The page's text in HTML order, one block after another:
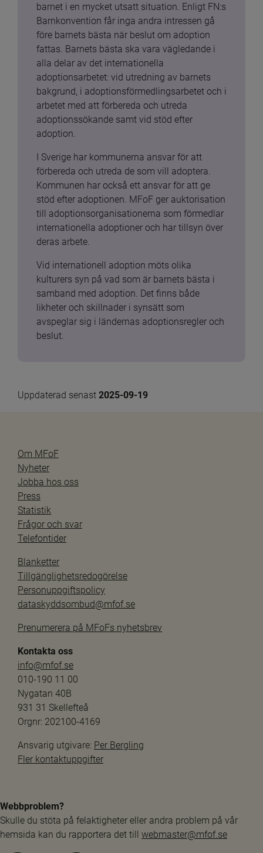
barnet i en mycket utsatt situation. Enligt FN:s
Barnkonvention får inga andra intressen gå
före barnets bästa när beslut om adoption
fattas. Barnets bästa ska vara vägledande i
alla delar av det internationella
adoptionsarbetet: vid utredning av barnets
bakgrund, i adoptionsförmedlingsarbetet och i
arbetet med att förbereda och utreda
adoptionssökande samt vid stöd efter
adoption.
I Sverige har kommunerna ansvar för att
förbereda och utreda de som vill adoptera.
Kommunen har också ett ansvar för att ge
stöd efter adoptionen. MFoF ger auktorisation
till adoptionsorganisationerna som förmedlar
internationella adoptioner och har tillsyn över
deras arbete.
Vid internationell adoption möts olika
kulturers syn på vad som är barnets bästa i
samband med adoption. Det finns både
likheter och skillnader i synsätt som
avspeglar sig i ländernas adoptionsregler och
beslut.
Uppdaterad senast 2025-09-19
Om MFoF
Nyheter
Jobba hos oss
Press
Statistik
Frågor och svar
Telefontider
Blanketter
Tillgänglighetsredogörelse
Personuppgiftspolicy
dataskyddsombud@mfof.se
Prenumerera på MFoFs nyhetsbrev
Kontakta oss
info@mfof.se
010-190 11 00
Nygatan 40B
931 31 Skellefteå
Orgnr: 202100-4169
Ansvarig utgivare: Per Bergling
Fler kontaktuppgifter
Webbproblem?
Skulle du stöta på felaktigheter eller andra problem på vår
hemsida kan du rapportera det till webmaster@mfof.se